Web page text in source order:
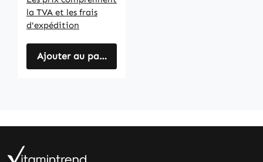
la TVA et les frais
d'expédition
Ajouter au panier